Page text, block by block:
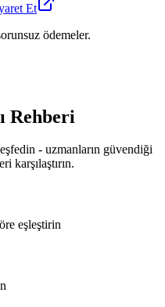
Et
ödemeler.
Rehberi
- uzmanların güvendiği
karşılaştırın.
eşleştirin